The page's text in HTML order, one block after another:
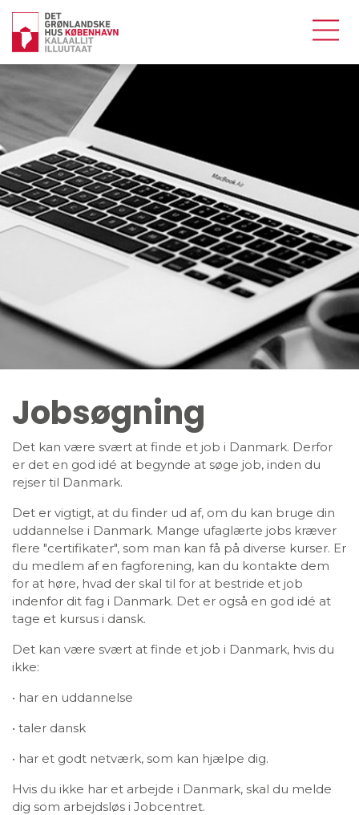
Jobsøgning
Det kan være svært at finde et job i Danmark. Derfor
er det en god idé at begynde at søge job, inden du
rejser til Danmark.
Det er vigtigt, at du finder ud af, om du kan bruge din
uddannelse i Danmark. Mange ufaglærte jobs kræver
flere "certifikater", som man kan få på diverse kurser. Er
du medlem af en fagforening, kan du kontakte dem
for at høre, hvad der skal til for at bestride et job
indenfor dit fag i Danmark. Det er også en god idé at
tage et kursus i dansk.
Det kan være svært at finde et job i Danmark, hvis du
ikke:
• har en uddannelse
• taler dansk
• har et godt netværk, som kan hjælpe dig.
Hvis du ikke har et arbejde i Danmark, skal du melde
dig som arbejdsløs i Jobcentret.